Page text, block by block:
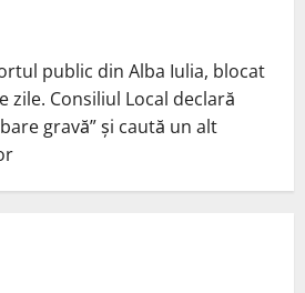
public din Alba Iulia, blocat
zile. Consiliul Local declară
gravă” și caută un alt